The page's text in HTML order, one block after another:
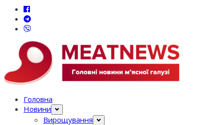
Головна
Новини
Вирощування